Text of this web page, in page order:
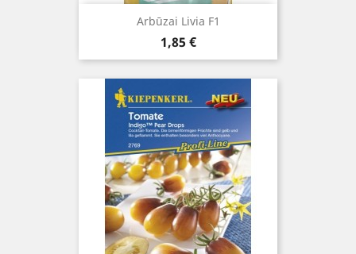
Arbūzai Livia F1
Kaina
1,85 €